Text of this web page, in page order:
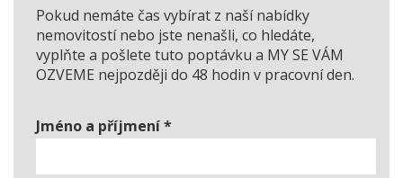
Pokud nemáte čas vybírat z naší nabídky
nemovitostí nebo jste nenašli, co hledáte,
vyplňte a pošlete tuto poptávku a MY SE VÁM
OZVEME nejpozději do 48 hodin v pracovní den.
Jméno a příjmení*